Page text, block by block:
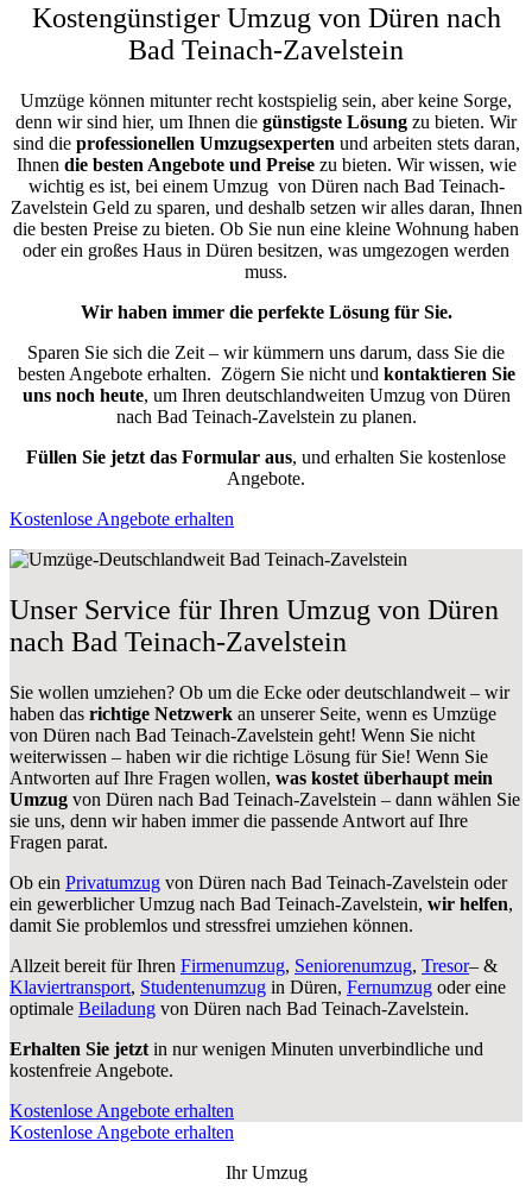
Kostengünstiger Umzug von Düren nach
Bad Teinach-Zavelstein
Umzüge können mitunter recht kostspielig sein, aber keine Sorge,
denn wir sind hier, um Ihnen die günstigste Lösung zu bieten. Wir
sind die professionellen Umzugsexperten und arbeiten stets daran,
Ihnen die besten Angebote und Preisezu bieten. Wir wissen, wie
wichtig es ist, bei einem Umzug von Düren nach Bad Teinach-
Zavelstein Geld zu sparen, und deshalb setzen wir alles daran, Ihnen
die besten Preise zu bieten. Ob Sie nun eine kleine Wohnung haben
oder ein großes Haus in Düren besitzen, was umgezogen werden
muss.
Wir haben immer die perfekte Lösung für Sie.
Sparen Sie sich die Zeit – wir kümmern uns darum, dass Sie die
besten Angebote erhalten. Zögern Sie nicht und kontaktieren Sie
uns noch heute, um Ihren deutschlandweiten Umzug von Düren
nach Bad Teinach-Zavelstein zu planen.
Füllen Sie jetzt das Formular aus, und erhalten Sie kostenlose
Angebote.
Kostenlose Angebote erhalten
Unser Service für Ihren Umzug von Düren
nach Bad Teinach-Zavelstein
Sie wollen umziehen? Ob um die Ecke oder deutschlandweit – wir
haben das richtige Netzwerk an unserer Seite, wenn es Umzüge
von Düren nach Bad Teinach-Zavelstein geht! Wenn Sie nicht
weiterwissen – haben wir die richtige Lösung für Sie! Wenn Sie
Antworten auf Ihre Fragen wollen, was kostet überhaupt mein
Umzug von Düren nach Bad Teinach-Zavelstein – dann wählen Sie
sie uns, denn wir haben immer die passende Antwort auf Ihre
Fragen parat.
Ob ein Privatumzug von Düren nach Bad Teinach-Zavelstein oder
ein gewerblicher Umzug nach Bad Teinach-Zavelstein, wir helfen,
damit Sie problemlos und stressfrei umziehen können.
Allzeit bereit für Ihren Firmenumzug, Seniorenumzug, Tresor– &
Klaviertransport, Studentenumzug in Düren, Fernumzug oder eine
optimale Beiladung von Düren nach Bad Teinach-Zavelstein.
Erhalten Sie jetzt in nur wenigen Minuten unverbindliche und
kostenfreie Angebote.
Kostenlose Angebote erhalten
Kostenlose Angebote erhalten
Ihr Umzug